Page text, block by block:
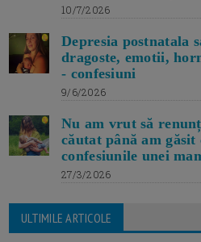
10/7/2026
Depresia postnatala
dragoste, emotii,
- confesiuni
9/6/2026
Nu am vrut să
căutat până am
confesiunile unei
27/3/2026
ULTIMILE ARTICOLE